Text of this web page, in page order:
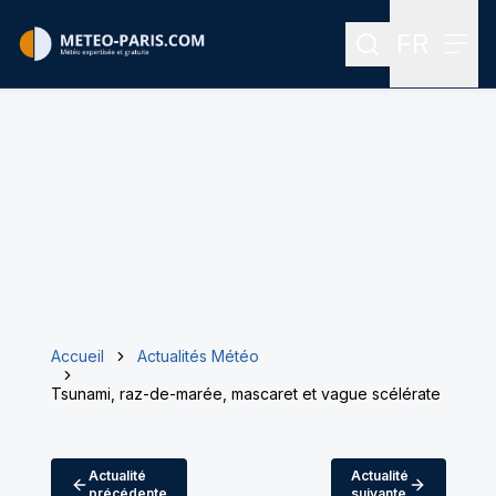
Rechercher
Accueil
Actualités Météo
Tsunami, raz-de-marée, mascaret et vague scélérate
Actualité
Actualité